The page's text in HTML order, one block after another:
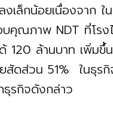
เล็กน้อยเนื่องจาก
บคุณภาพ NDT ที่โร
120 ล้านบาท เพิ่มขึ้
สัดส่วน 51% ในธุรกิ
ธุรกิจดังกล่าว